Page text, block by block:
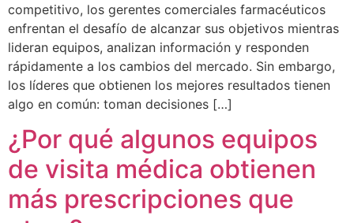
competitivo, los gerentes comerciales farmacéuticos
enfrentan el desafío de alcanzar sus objetivos mientras
lideran equipos, analizan información y responden
rápidamente a los cambios del mercado. Sin embargo,
los líderes que obtienen los mejores resultados tienen
algo en común: toman decisiones […]
¿Por qué algunos equipos
de visita médica obtienen
más prescripciones que